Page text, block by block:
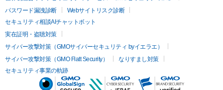
パスワード漏洩診断
Webサイトリスク診断
セキュリティ相談AIチャットボット
実在証明・盗聴対策
サイバー攻撃対策（GMOサイバーセキュリティ byイエラエ）
サイバー攻撃対策（GMO Flatt Security）
なりすまし対策
セキュリティ事業の軌跡